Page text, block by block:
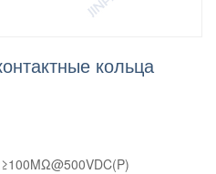
кольца